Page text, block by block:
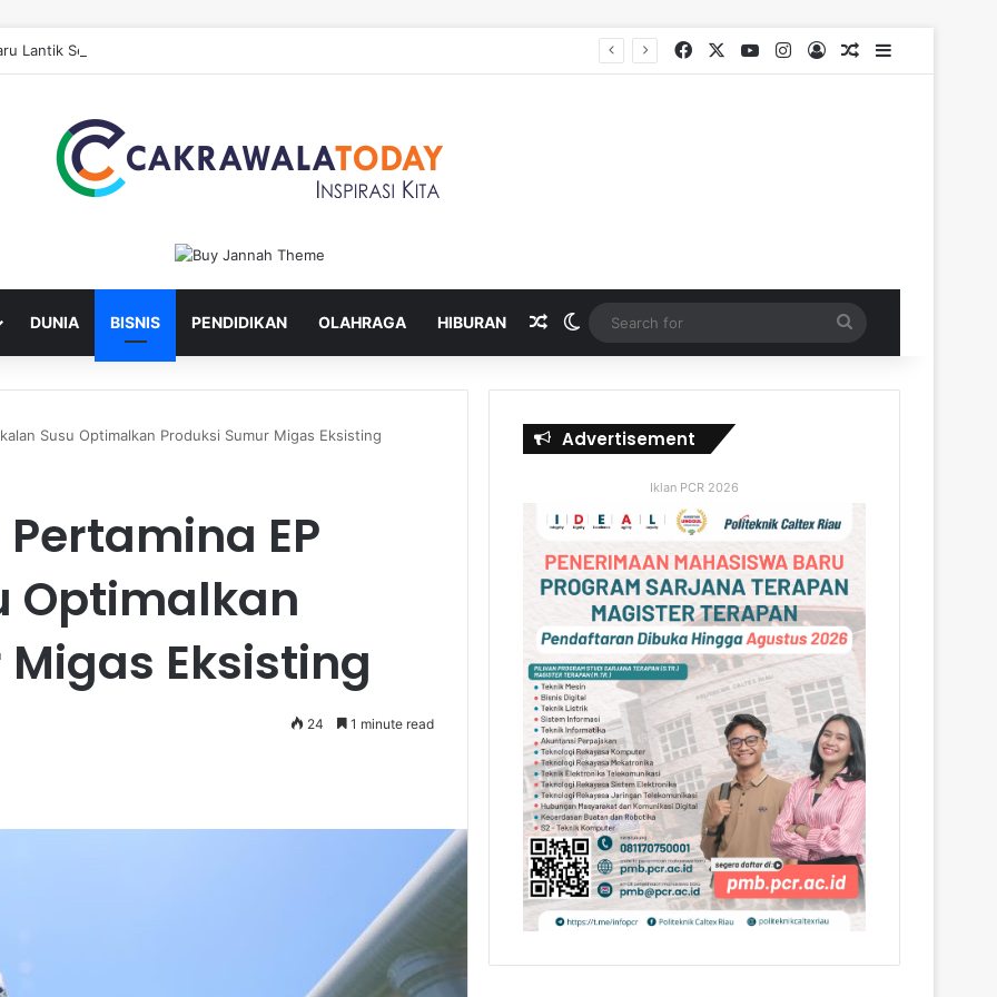
Lantik Sekda dan Enam Pejabat Eselon Lainnya Facebook YouTubeInstagram
Log InRandom Article
DUNIA BISNIS PENDIDIKAN OLAHRAGA HIBURAN Random Article
Switch skin
for
Susu Optimalkan Produksi Sumur Migas Eksisting
EP
Optimalkan
Eksisting
24 1 minute read
Advertisement
Iklan PCR 2026